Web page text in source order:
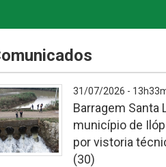
31/07/2026 -
Barragem Santa
município de
por vistoria
(30)